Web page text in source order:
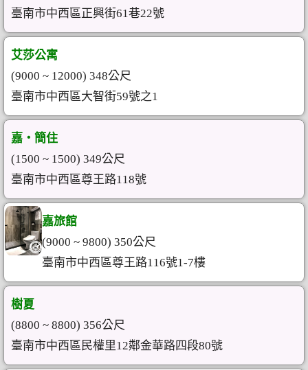
臺南市中西區正興街61巷22號
艾莎公寓
(9000 ~ 12000) 348公尺
臺南市中西區大智街59號之1
嘉‧簡住
(1500 ~ 1500) 349公尺
臺南市中西區尊王路118號
嘉旅館
(9000 ~ 9800) 350公尺
臺南市中西區尊王路116號1-7樓
樹夏
(8800 ~ 8800) 356公尺
臺南市中西區民權里12鄰金華路四段80號